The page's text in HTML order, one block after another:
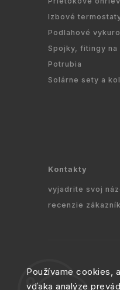
Používame cookies,
vďaka analýze
Izbové
Podlahové
Spojky, fitingy na
Potrubia
Solárne sety a
Kontakty
vyjadrite svoj
recenzie